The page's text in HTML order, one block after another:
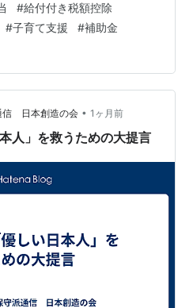
#給付付き税額控除
#子育て支援 #補助金
信 日本創造の会 • 1ヶ月前
人」を救うための大提言